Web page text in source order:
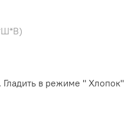
в режиме " Хлопок"